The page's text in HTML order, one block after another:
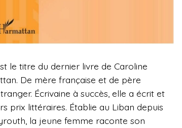
le titre du dernier livre de Caroline
De mère française et de père
Écrivaine à succès, elle a écrit et
prix littéraires. Établie au Liban depuis
la jeune femme raconte son